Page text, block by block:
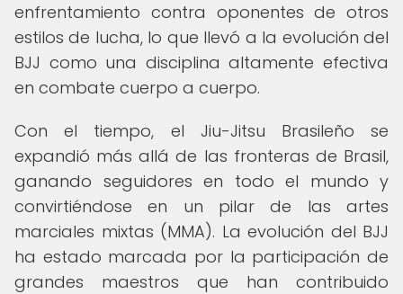
enfrentamiento contra oponentes de otros
estilos de lucha, lo que llevó a la evolución del
BJJ como una disciplina altamente efectiva
en combate cuerpo a cuerpo.
Con el tiempo, el Jiu-Jitsu Brasileño se
expandió más allá de las fronteras de Brasil,
ganando seguidores en todo el mundo y
convirtiéndose en un pilar de las artes
marciales mixtas (MMA). La evolución del BJJ
ha estado marcada por la participación de
grandes maestros que han contribuido